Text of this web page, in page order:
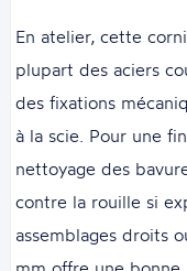
En atelier, cette
plupart des aciers
des fixations
à la scie. Pour une
nettoyage des
contre la rouille si
assemblages droits